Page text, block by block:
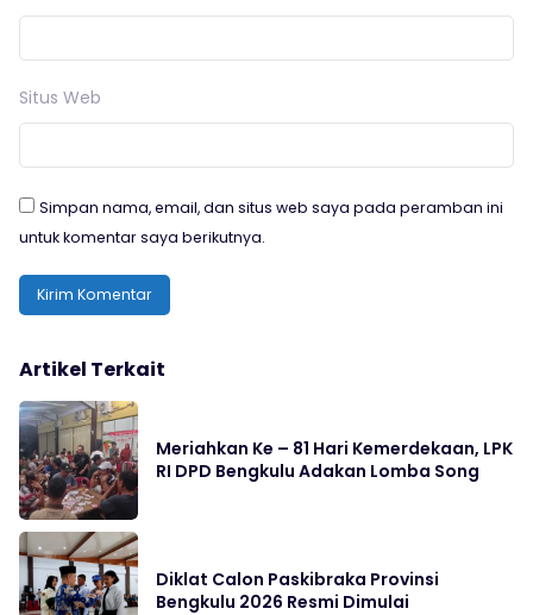
Situs Web
Simpan nama, email, dan situs web saya pada peramban ini
untuk komentar saya berikutnya.
Artikel Terkait
Meriahkan Ke – 81 Hari Kemerdekaan, LPK
RI DPD Bengkulu Adakan Lomba Song
Diklat Calon Paskibraka Provinsi
Bengkulu 2026 Resmi Dimulai